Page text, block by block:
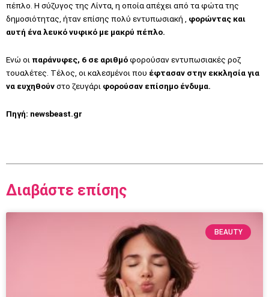
πέπλο. Η σύζυγος της Λίντα, η οποία απέχει από τα φώτα της
δημοσιότητας, ήταν επίσης πολύ εντυπωσιακή ,
φορώντας και
αυτή ένα λευκό νυφικό με μακρύ πέπλο.
Ενώ οι παράνυφες, 6 σε αριθμόφορούσαν εντυπωσιακές ροζ
τουαλέτες. Τέλος, οι καλεσμένοι που έφτασαν στην εκκλησία για
να ευχηθούνστο ζευγάρι φορούσαν επίσημο ένδυμα.
Πηγή: newsbeast.gr
Διαβάστε επίσης
BEAUTY